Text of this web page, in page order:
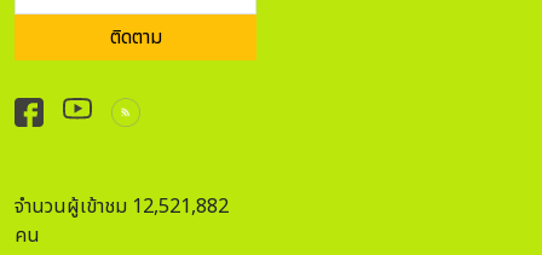
ติดตาม
จำนวนผู้เข้าชม 12,521,882
คน